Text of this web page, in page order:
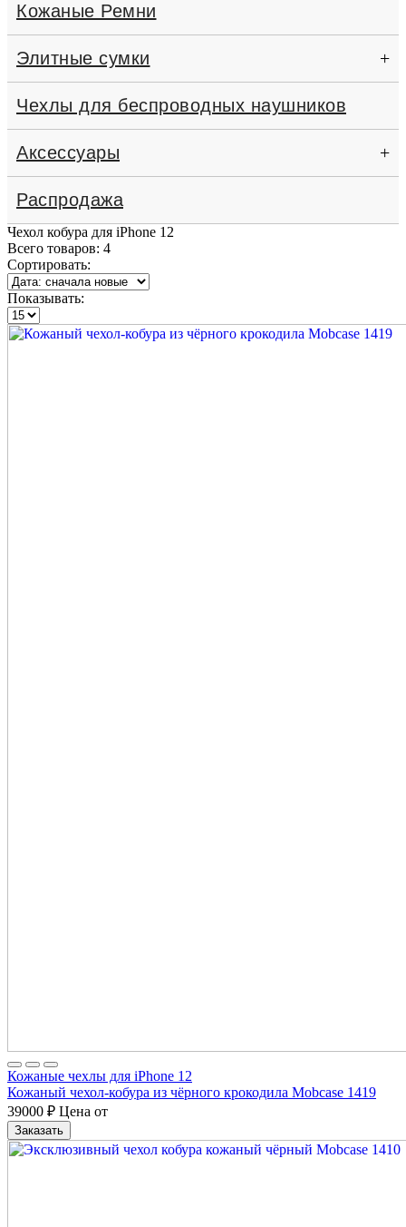
Кожаные Ремни
Элитные сумки +
Чехлы для беспроводных наушников
Аксессуары +
Распродажа
Чехол кобура для iPhone 12
Всего товаров: 4
Сортировать:
Показывать:
Кожаные чехлы для iPhone 12
Кожаный чехол-кобура из чёрного крокодила Mobcase 1419
39000 ₽ Цена от
Заказать